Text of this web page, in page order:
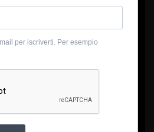
per iscriverti. Per esempio